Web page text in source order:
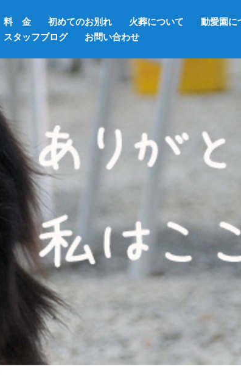
料 金 初めてのお別れ 火葬について 動愛園に
スタッフブログ
お問い合わせ